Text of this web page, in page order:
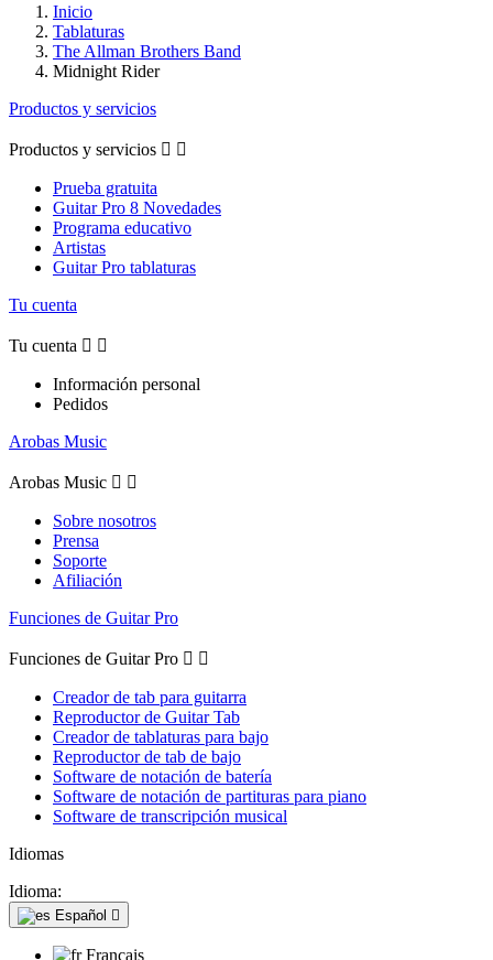
Inicio
Tablaturas
The Allman Brothers Band
Midnight Rider
Productos y servicios
Productos y servicios  
Prueba gratuita
Guitar Pro 8 Novedades
Programa educativo
Artistas
Guitar Pro tablaturas
Tu cuenta
Tu cuenta  
Información personal
Pedidos
Arobas Music
Arobas Music  
Sobre nosotros
Prensa
Soporte
Afiliación
Funciones de Guitar Pro
Funciones de Guitar Pro  
Creador de tab para guitarra
Reproductor de Guitar Tab
Creador de tablaturas para bajo
Reproductor de tab de bajo
Software de notación de batería
Software de notación de partituras para piano
Software de transcripción musical
Idiomas
Idioma:
Español 
Français